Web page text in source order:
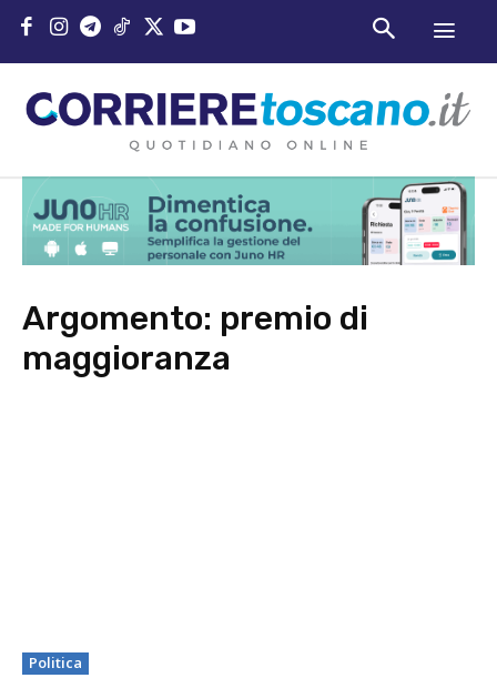
Argomento: premio di
maggioranza
Politica